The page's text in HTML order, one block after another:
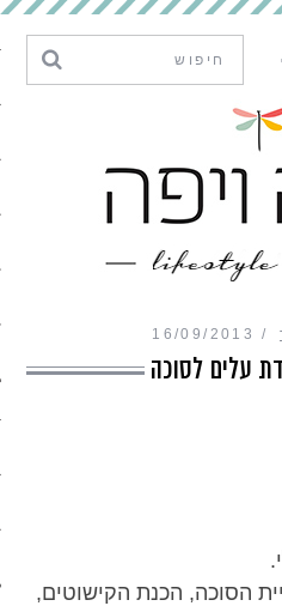
אמנות
16/09/2013
הסוכה, הכנת הקישוטים,